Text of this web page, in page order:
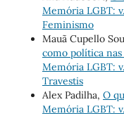
Memória LGBT:
Feminismo
Mauã Cupello
como política
Memória LGBT:
Travestis
Alex Padilha, O
Memória LGBT: